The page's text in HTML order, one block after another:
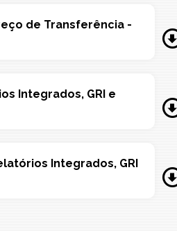
de Transferência -
Integrados, GRI e
Integrados, GRI